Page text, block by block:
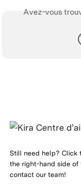
Avez-vous
Still need help? Click
the right-hand side of
contact our team!